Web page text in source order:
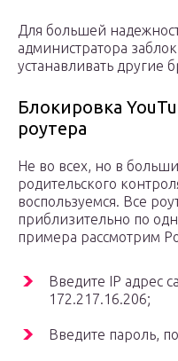
Для большей
администратора
устанавливать другие
Блокировка
роутера
Не во всех, но в
родительского
воспользуемся. Все
приблизительно по
примера рассмотрим
Введите IP адрес
172.217.16.206;
Введите пароль,